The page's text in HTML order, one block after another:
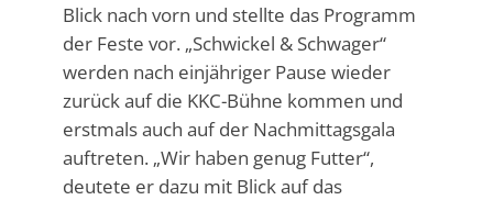
Blick nach vorn und stellte das Programm
der Feste vor. „Schwickel & Schwager“
werden nach einjähriger Pause wieder
zurück auf die KKC-Bühne kommen und
erstmals auch auf der Nachmittagsgala
auftreten. „Wir haben genug Futter“,
deutete er dazu mit Blick auf das